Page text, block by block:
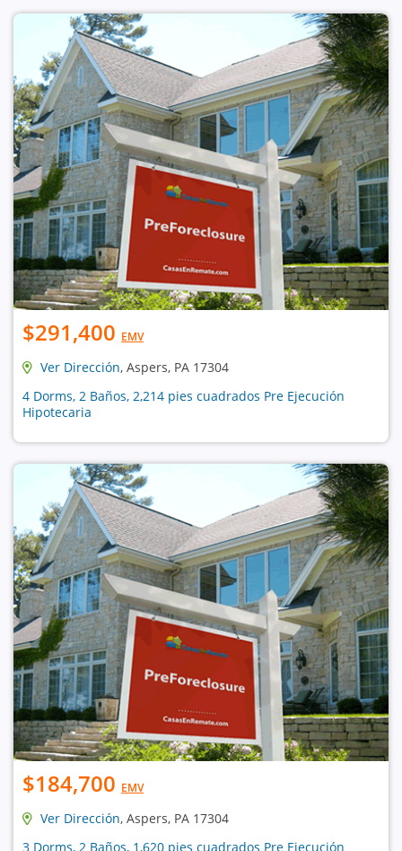
$291,400 EMV
Ver Dirección, Aspers, PA 17304
4 Dorms, 2 Baños, 2,214 pies cuadrados Pre Ejecución
Hipotecaria
$184,700 EMV
Ver Dirección, Aspers, PA 17304
3 Dorms, 2 Baños, 1,620 pies cuadrados Pre Ejecución